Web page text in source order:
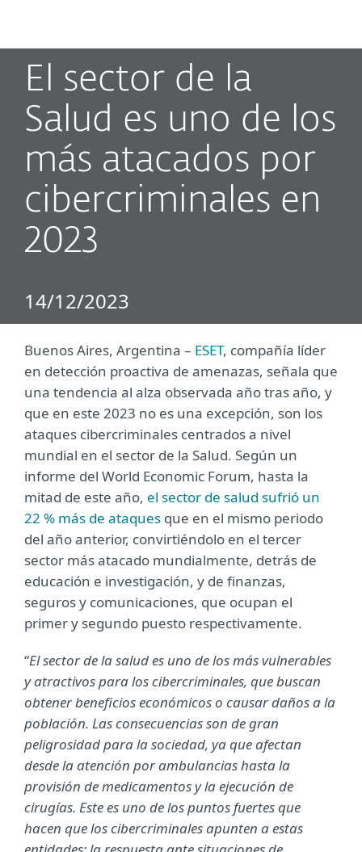
El sector de la
Salud es uno de los
más atacados por
cibercriminales en
2023
14/12/2023
Buenos Aires, Argentina – ESET, compañía líder
en detección proactiva de amenazas, señala que
una tendencia al alza observada año tras año, y
que en este 2023 no es una excepción, son los
ataques cibercriminales centrados a nivel
mundial en el sector de la Salud. Según un
informe del World Economic Forum, hasta la
mitad de este año, el sector de salud sufrió un
22 % más de ataques que en el mismo periodo
del año anterior, convirtiéndolo en el tercer
sector más atacado mundialmente, detrás de
educación e investigación, y de finanzas,
seguros y comunicaciones, que ocupan el
primer y segundo puesto respectivamente.
“El sector de la salud es uno de los más vulnerables
y atractivos para los cibercriminales, que buscan
obtener beneficios económicos o causar daños a la
población. Las consecuencias son de gran
peligrosidad para la sociedad, ya que afectan
desde la atención por ambulancias hasta la
provisión de medicamentos y la ejecución de
cirugías. Este es uno de los puntos fuertes que
hacen que los cibercriminales apunten a estas